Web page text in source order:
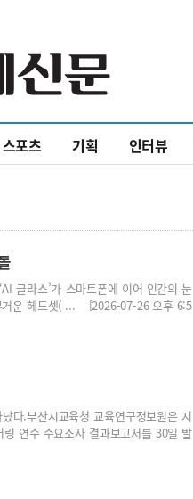
스포츠 기획 인터뷰
글라스’가 스마트폰에 이어 인간의 눈
거운 헤드셋( ... [2026-07-26 오후 6:5
다.부산시교육청 교육연구정보원은 지
연수 수요조사 결과보고서를 30일 발